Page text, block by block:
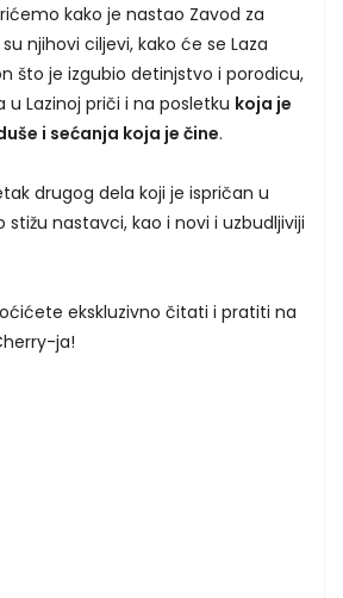
kako je nastao Zavod za
njihovi ciljevi, kako će se Laza
što je izgubio detinjstvo i porodicu,
u Lazinoj priči i na posletku koja je
i sećanja koja je čine.
drugog dela koji je ispričan u
stižu nastavci, kao i novi i uzbudljiviji
ekskluzivno čitati i pratiti na
ja!